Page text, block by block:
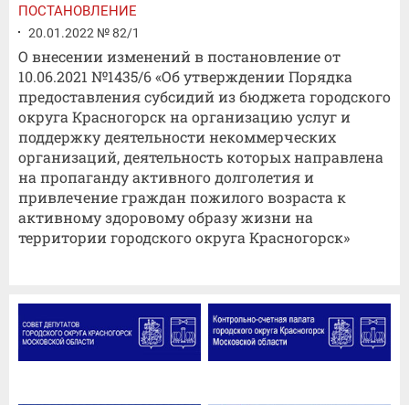
ПОСТАНОВЛЕНИЕ
20.01.2022 № 82/1
О внесении изменений в постановление от
10.06.2021 №1435/6 «Об утверждении Порядка
предоставления субсидий из бюджета городского
округа Красногорск на организацию услуг и
поддержку деятельности некоммерческих
организаций, деятельность которых направлена
на пропаганду активного долголетия и
привлечение граждан пожилого возраста к
активному здоровому образу жизни на
территории городского округа Красногорск»